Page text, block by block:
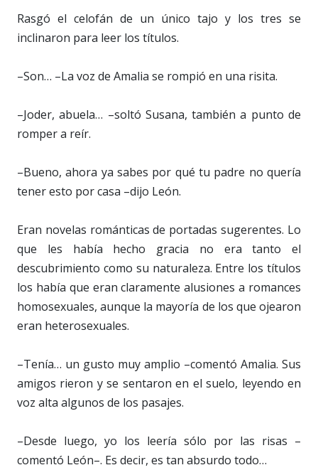
Rasgó el celofán de un único tajo y los tres se
inclinaron para leer los títulos.
–Son… –La voz de Amalia se rompió en una risita.
–Joder, abuela… –soltó Susana, también a punto de
romper a reír.
–Bueno, ahora ya sabes por qué tu padre no quería
tener esto por casa –dijo León.
Eran novelas románticas de portadas sugerentes. Lo
que les había hecho gracia no era tanto el
descubrimiento como su naturaleza. Entre los títulos
los había que eran claramente alusiones a romances
homosexuales, aunque la mayoría de los que ojearon
eran heterosexuales.
–Tenía… un gusto muy amplio –comentó Amalia. Sus
amigos rieron y se sentaron en el suelo, leyendo en
voz alta algunos de los pasajes.
–Desde luego, yo los leería sólo por las risas –
comentó León–. Es decir, es tan absurdo todo…